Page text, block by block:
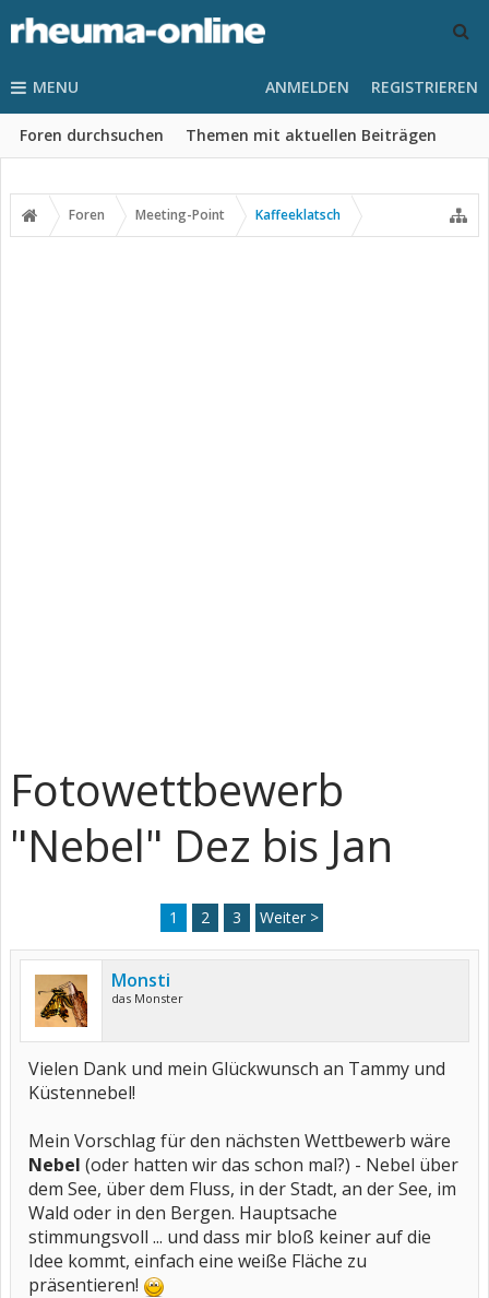
MENU
Foren durchsuchen Themen mit aktuellen Beiträgen
ANMELDEN REGISTRIEREN
Foren Meeting-Point Kaffeeklatsch
Fotowettbewerb
"Nebel" Dez bis Jan
1 2 3 Weiter >
Monsti
das Monster
Vielen Dank und mein Glückwunsch an Tammy und
Küstennebel!
Mein Vorschlag für den nächsten Wettbewerb wäre
Nebel (oder hatten wir das schon mal?) - Nebel über
dem See, über dem Fluss, in der Stadt, an der See, im
Wald oder in den Bergen. Hauptsache
stimmungsvoll ... und dass mir bloß keiner auf die
Idee kommt, einfach eine weiße Fläche zu
präsentieren!